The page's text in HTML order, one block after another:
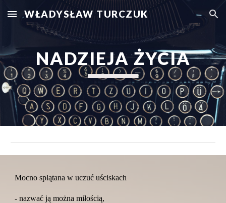
Skip to main content Skip to navigation
WŁADYSŁAW TURCZUK
NADZIEJA ŻYCIA
Mocno splątana w uczuć uściskach
- nazwać ją można miłością,